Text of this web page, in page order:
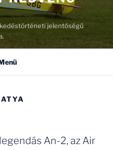
jelentőségű
An-2, az Air